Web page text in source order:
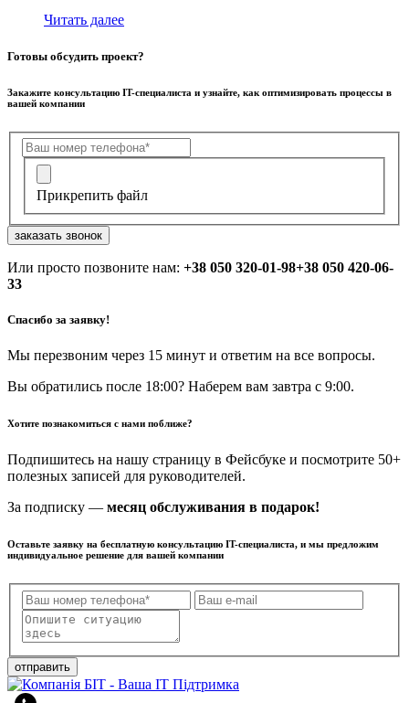
Читать далее
Готовы обсудить проект?
Закажите консультацию IT-специалиста и узнайте, как оптимизировать процессы в
вашей компании
Прикрепить файл
заказать звонок
Или просто позвоните нам: +38 050 320-01-98+38 050 420-06-
33
Спасибо за заявку!
Мы перезвоним через 15 минут и ответим на все вопросы.
Вы обратились после 18:00? Наберем вам завтра с 9:00.
Хотите познакомиться с нами поближе?
Подпишитесь на нашу страницу в Фейсбуке и посмотрите 50+
полезных записей для руководителей.
За подписку — месяц обслуживания в подарок!
Оставьте заявку на бесплатную консультацию IT-специалиста, и мы предложим
индивидуальное решение для вашей компании
отправить